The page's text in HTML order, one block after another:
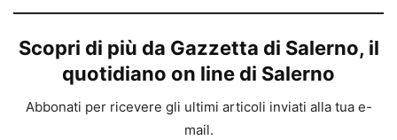
Scopri di più da Gazzetta di Salerno, il
quotidiano on line di Salerno
Abbonati per ricevere gli ultimi articoli inviati alla tua e-
mail.